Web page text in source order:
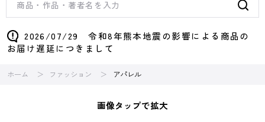
2026/07/29 令和8年熊本地震の影響による商品の
お届け遅延につきまして
ホーム ファッション アパレル
画像タップで拡大